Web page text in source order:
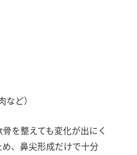
ど）
を整えても変化が出にく
、鼻尖形成だけで十分